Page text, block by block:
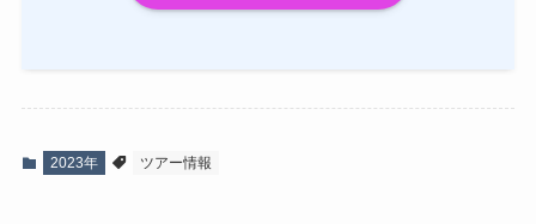
2023年 ツアー情報